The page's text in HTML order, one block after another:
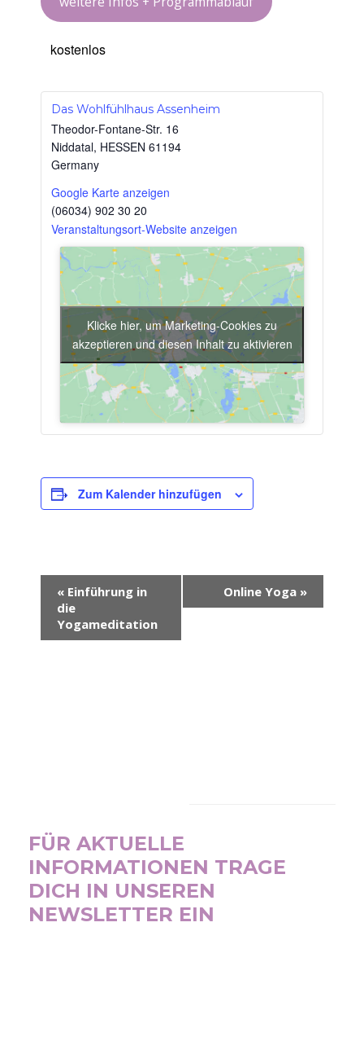
kostenlos
Das Wohlfühlhaus Assenheim
Theodor-Fontane-Str. 16
Niddatal, HESSEN 61194
Germany
Google Karte anzeigen
(06034) 902 30 20
Veranstaltungsort-Website anzeigen
Klicke hier, um Marketing-Cookies zu
akzeptieren und diesen Inhalt zu aktivieren
Zum Kalender hinzufügen
Veranstaltung-
Navigation
« Einführung in
die
Yogameditation
Online Yoga »
FÜR AKTUELLE
INFORMATIONEN TRAGE
DICH IN UNSEREN
NEWSLETTER EIN